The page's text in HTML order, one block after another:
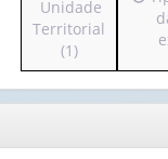
para
o
cabeçalho
(possui
apenas
Unidade
Territorial
(1)
para